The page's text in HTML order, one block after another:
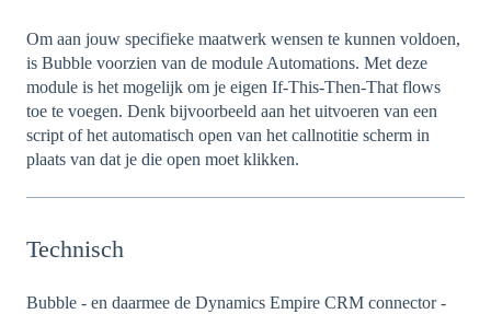
Om aan jouw specifieke maatwerk wensen te kunnen voldoen,
is Bubble voorzien van de module Automations. Met deze
module is het mogelijk om je eigen If-This-Then-That flows
toe te voegen. Denk bijvoorbeeld aan het uitvoeren van een
script of het automatisch open van het callnotitie scherm in
plaats van dat je die open moet klikken.
Technisch
Bubble - en daarmee de Dynamics Empire CRM connector -